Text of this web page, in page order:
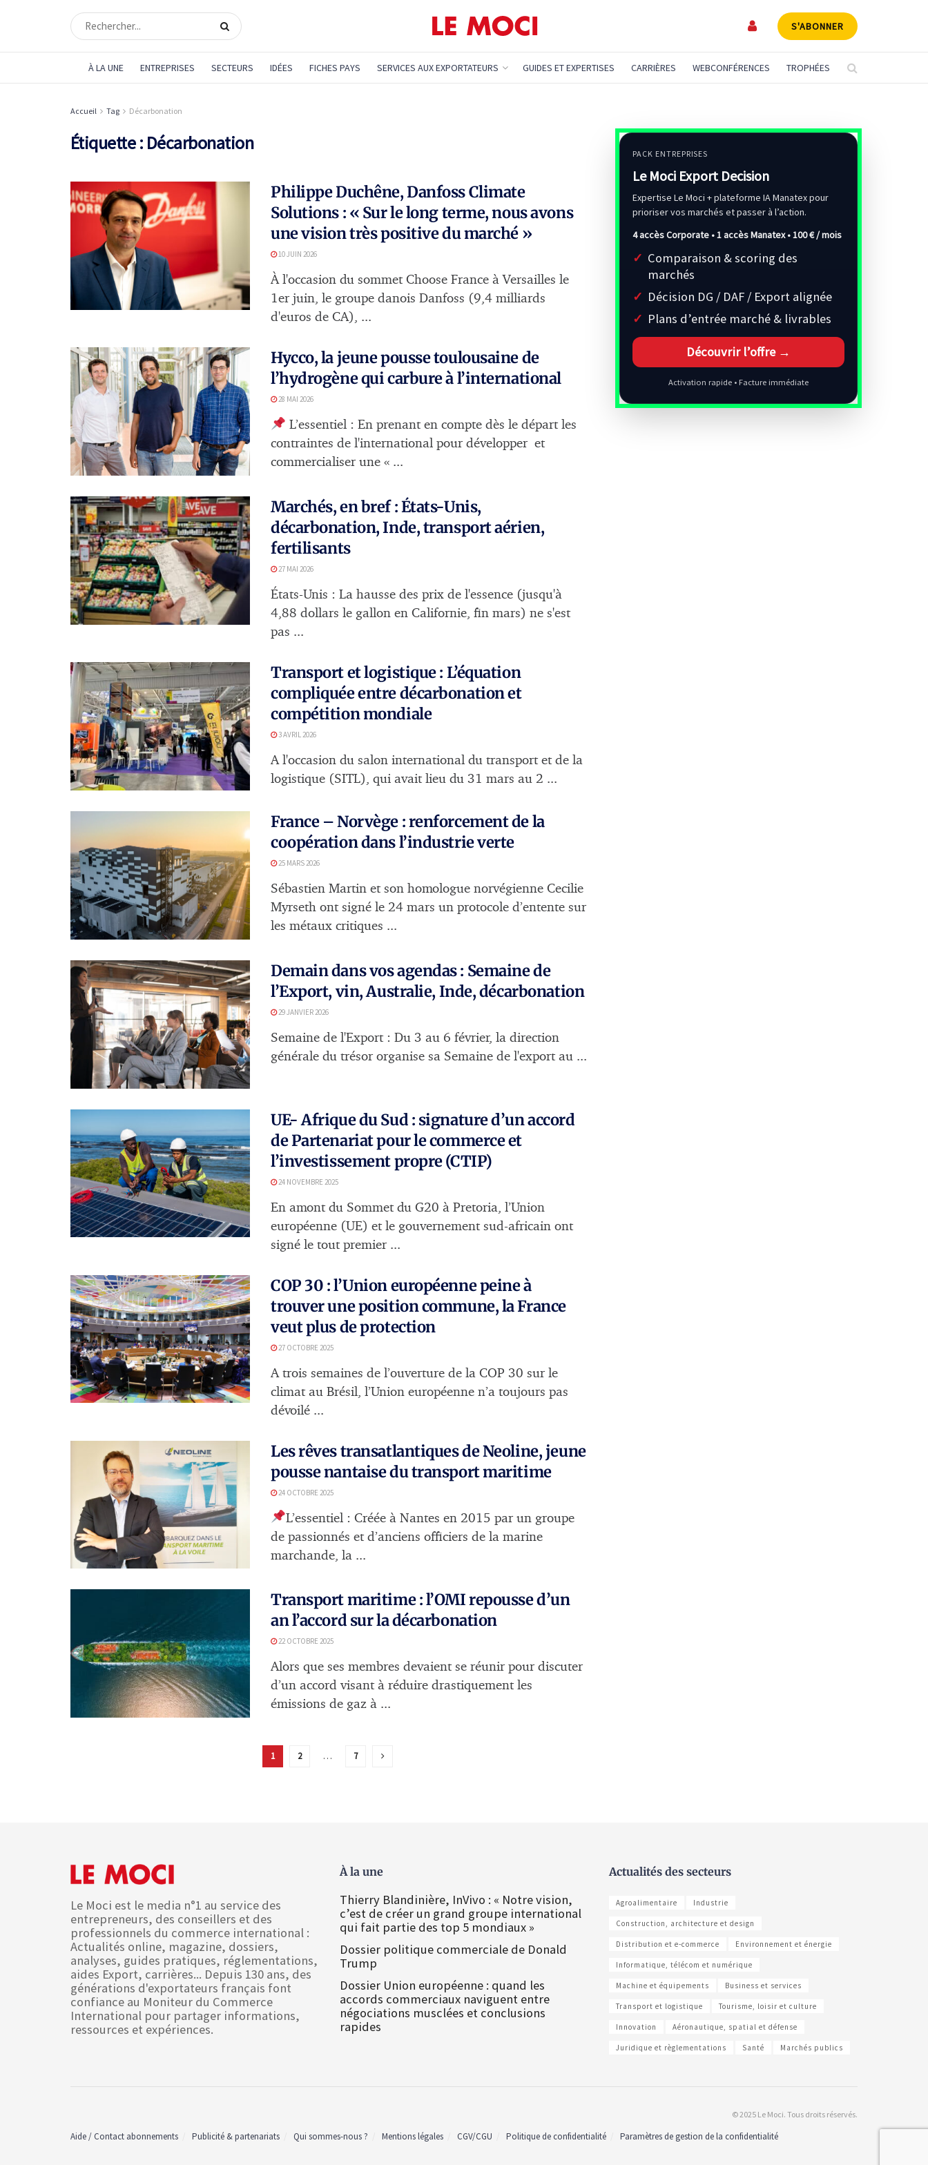
S'ABONNER
À LA UNE ENTREPRISES SECTEURS IDÉES FICHES PAYS SERVICES AUX EXPORTATEURS GUIDES ET EXPERTISES CARRIÈRES WEBCONFÉRENCES TROPHÉES
Accueil Tag Décarbonation
Étiquette : Décarbonation
Philippe Duchêne, Danfoss Climate
Solutions : « Sur le long terme, nous avons
une vision très positive du marché »
10 JUIN 2026
À l'occasion du sommet Choose France à Versailles le
1er juin, le groupe danois Danfoss (9,4 milliards
d'euros de CA), ...
Hycco, la jeune pousse toulousaine de
l’hydrogène qui carbure à l’international
28 MAI 2026
L’essentiel : En prenant en compte dès le départ les
contraintes de l'international pour développer et
commercialiser une « ...
Marchés, en bref : États-Unis,
décarbonation, Inde, transport aérien,
fertilisants
27 MAI 2026
États-Unis : La hausse des prix de l'essence (jusqu'à
4,88 dollars le gallon en Californie, fin mars) ne s'est
pas ...
Transport et logistique : L’équation
compliquée entre décarbonation et
compétition mondiale
3 AVRIL 2026
A l'occasion du salon international du transport et de la
logistique (SITL), qui avait lieu du 31 mars au 2 ...
France – Norvège : renforcement de la
coopération dans l’industrie verte
25 MARS 2026
Sébastien Martin et son homologue norvégienne Cecilie
Myrseth ont signé le 24 mars un protocole d’entente sur
les métaux critiques ...
Demain dans vos agendas : Semaine de
l’Export, vin, Australie, Inde, décarbonation
29 JANVIER 2026
Semaine de l'Export : Du 3 au 6 février, la direction
générale du trésor organise sa Semaine de l'export au ...
UE- Afrique du Sud : signature d’un accord
de Partenariat pour le commerce et
l’investissement propre (CTIP)
24 NOVEMBRE 2025
En amont du Sommet du G20 à Pretoria, l’Union
européenne (UE) et le gouvernement sud-africain ont
signé le tout premier ...
COP 30 : l’Union européenne peine à
trouver une position commune, la France
veut plus de protection
27 OCTOBRE 2025
A trois semaines de l’ouverture de la COP 30 sur le
climat au Brésil, l’Union européenne n’a toujours pas
dévoilé ...
Les rêves transatlantiques de Neoline, jeune
pousse nantaise du transport maritime
24 OCTOBRE 2025
L’essentiel : Créée à Nantes en 2015 par un groupe
de passionnés et d’anciens officiers de la marine
marchande, la ...
Transport maritime : l’OMI repousse d’un
an l’accord sur la décarbonation
22 OCTOBRE 2025
Alors que ses membres devaient se réunir pour discuter
d’un accord visant à réduire drastiquement les
émissions de gaz à ...
1 2 … 7
PACK ENTREPRISES
Le Moci Export Decision
Expertise Le Moci + plateforme IA Manatex pour
prioriser vos marchés et passer à l’action.
4 accès Corporate • 1 accès Manatex •100 € / mois
Comparaison & scoring des
marchés
Décision DG / DAF / Export alignée
Plans d’entrée marché & livrables
Découvrir l’offre →
Activation rapide • Facture immédiate
Le Moci est le media n°1 au service des
entrepreneurs, des conseillers et des
professionnels du commerce international :
Actualités online, magazine, dossiers,
analyses, guides pratiques, réglementations,
aides Export, carrières... Depuis 130 ans, des
générations d'exportateurs français font
confiance au Moniteur du Commerce
International pour partager informations,
ressources et expériences.
À la une
Thierry Blandinière, InVivo : « Notre vision,
c’est de créer un grand groupe international
qui fait partie des top 5 mondiaux »
Dossier politique commerciale de Donald
Trump
Dossier Union européenne : quand les
accords commerciaux naviguent entre
négociations musclées et conclusions
rapides
Actualités des secteurs
Agroalimentaire Industrie
Construction, architecture et design
Distribution et e-commerce Environnement et énergie
Informatique, télécom et numérique
Machine et équipements Business et services
Transport et logistique Tourisme, loisir et culture
Innovation Aéronautique, spatial et défense
Juridique et règlementations Santé Marchés publics
© 2025 Le Moci. Tous droits réservés.
Aide / Contact abonnements Publicité & partenariats Qui sommes-nous ? Mentions légales CGV/CGU Politique de confidentialité Paramètres de gestion de la confidentialité